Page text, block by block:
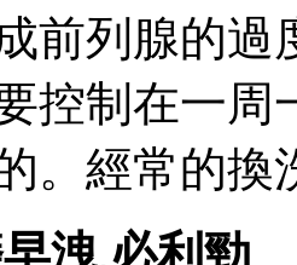
前列腺的過
控制在一
。經常的換
洩,必利勁